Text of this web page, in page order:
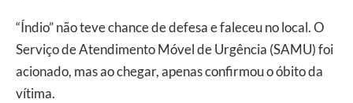
“Índio” não teve chance de defesa e faleceu no local. O
Serviço de Atendimento Móvel de Urgência (SAMU) foi
acionado, mas ao chegar, apenas confirmou o óbito da
vítima.